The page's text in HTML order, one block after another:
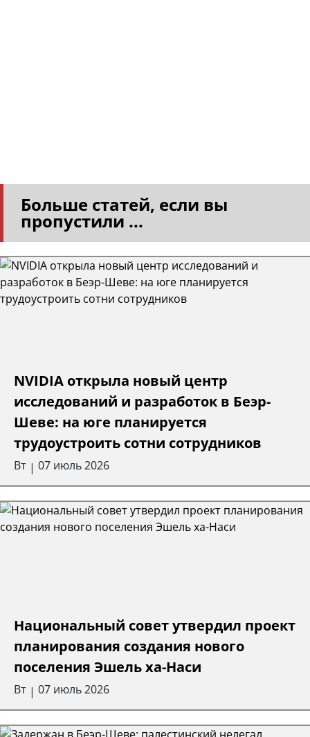
Больше статей, если вы
пропустили ...
NVIDIA открыла новый центр
исследований и разработок в Беэр-
Шеве: на юге планируется
трудоустроить сотни сотрудников
Вт | 07 июль 2026
Национальный совет утвердил проект
планирования создания нового
поселения Эшель ха-Наси
Вт | 07 июль 2026